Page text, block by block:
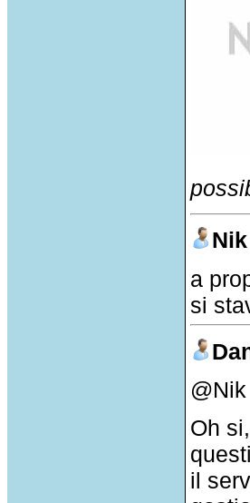
Nik
a
si
@Nik
Oh
il